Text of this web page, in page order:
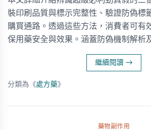
裝印刷品質與標示完整性、驗證防偽標
購買通路。透過這些方法，消費者可有
保用藥安全與效果。涵蓋防偽機制解析
繼續閱讀 →
分類為《處方藥》
藥物副作用